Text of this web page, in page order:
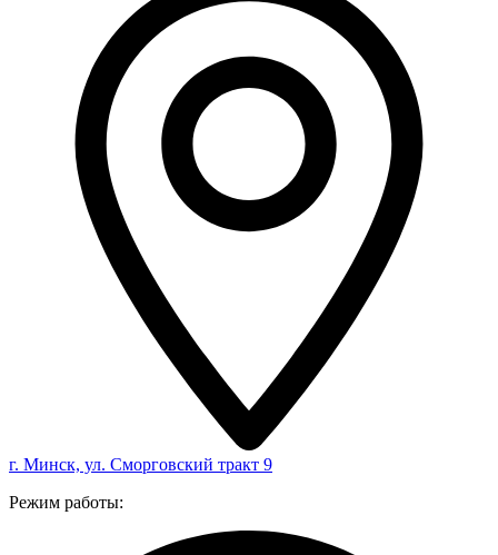
г. Минск, ул. Сморговский тракт 9
Режим работы: